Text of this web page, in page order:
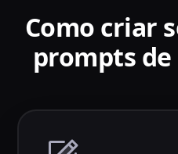
Como criar
prompts de